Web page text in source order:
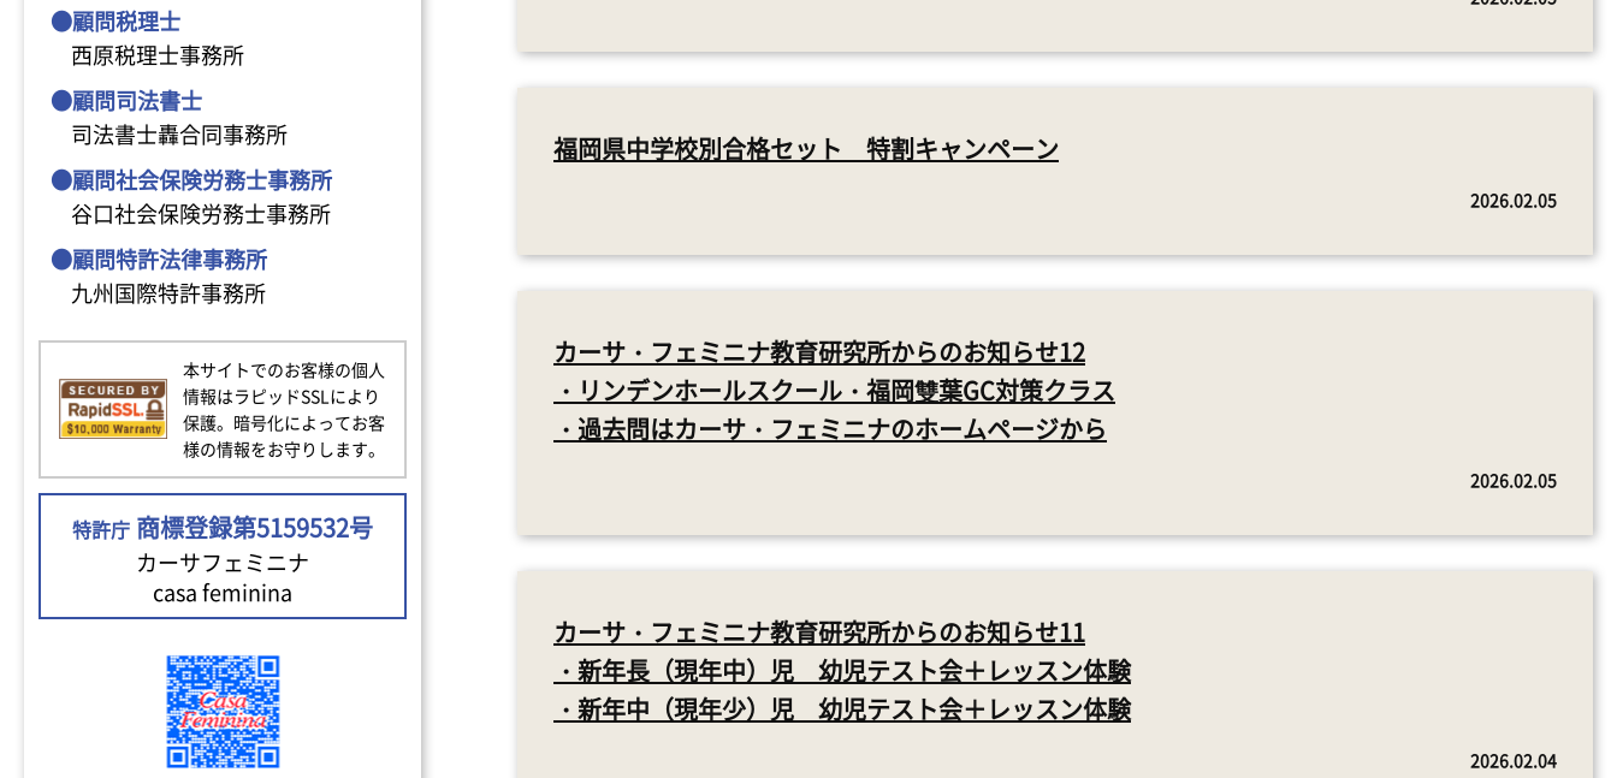
福岡県中学校別合格セット 特割キャンペーン
2026.02.05
カーサ・フェミニナ教育研究所からのお知らせ12
・リンデンホールスクール・福岡雙葉GC対策クラス
・過去問はカーサ・フェミニナのホームページから
2026.02.05
カーサ・フェミニナ教育研究所からのお知らせ11
・新年長（現年中）児 幼児テスト会＋レッスン体験
・新年中（現年少）児 幼児テスト会＋レッスン体験
2026.02.04
●顧問税理士
西原税理士事務所
●顧問司法書士
司法書士轟合同事務所
●顧問社会保険労務士事務所
谷口社会保険労務士事務所
●顧問特許法律事務所
九州国際特許事務所
本サイトでのお客様の個人
情報はラピッドSSLにより
保護。暗号化によってお客
様の情報をお守りします。
特許庁 商標登録第5159532号
カーサフェミニナ
casa feminina